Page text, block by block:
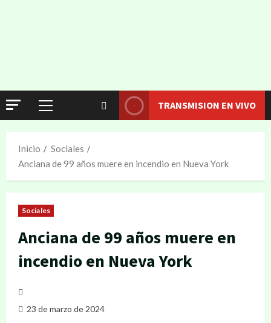
TRANSMISION EN VIVO
Inicio
Sociales
Anciana de 99 años muere en incendio en Nueva York
Sociales
Anciana de 99 años muere en
incendio en Nueva York
23 de marzo de 2024